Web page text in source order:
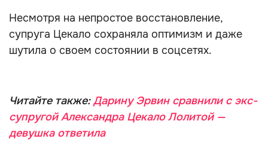
Несмотря на непростое восстановление,
супруга Цекало сохраняла оптимизм и даже
шутила о своем состоянии в соцсетях.
Читайте также:Дарину Эрвин сравнили с экс-
супругой Александра Цекало Лолитой —
девушка ответила